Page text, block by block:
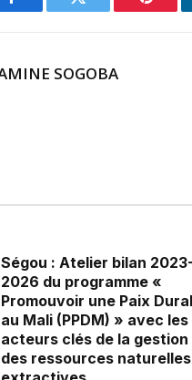
Facebook Twitter
SOGOBA
Ségou : Atelier bilan 2023-
2026 du programme «
Promouvoir une Paix
au Mali (PPDM) » avec les
acteurs clés de la gestion
des ressources